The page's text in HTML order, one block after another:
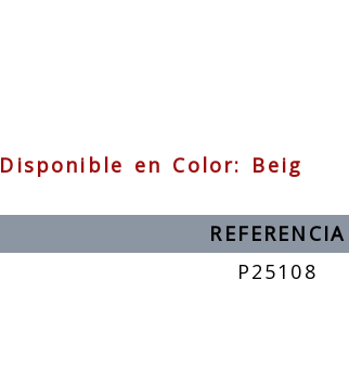
Disponible en Color: Beig
REFERENCIA
P25108